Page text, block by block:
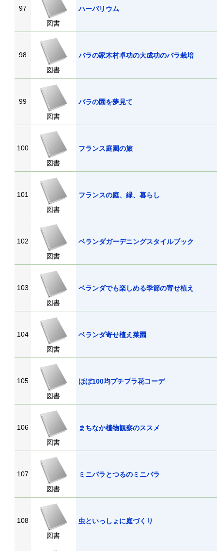
97
図書
ハーバリウム
98
図書
バラの家木村卓功の大成功のバラ栽培
99
図書
バラの園を夢見て
100
図書
フランス庭園の旅
101
図書
フランスの庭、緑、暮らし
102
図書
ベランダガーデニングスタイルブック
103
図書
ベランダでも楽しめる季節の寄せ植え
104
図書
ベランダ寄せ植え菜園
105
図書
ほぼ100均プチプラ花コーデ
106
図書
まちなか植物観察のススメ
107
図書
ミニバラとつるのミニバラ
108
図書
虫といっしょに庭づくり